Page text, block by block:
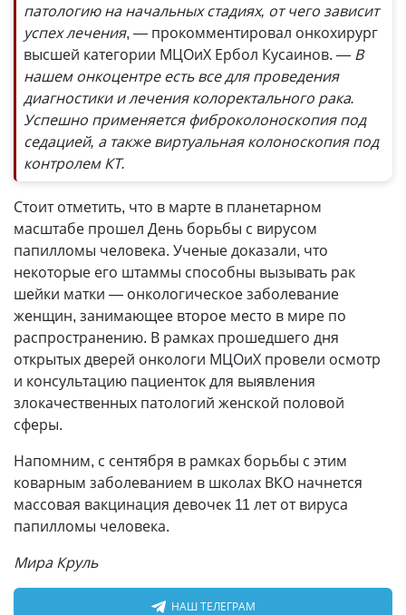
патологию на начальных стадиях, от чего зависит
успех лечения, — прокомментировал онкохирург
высшей категории МЦОиХ Ербол Кусаинов. — В
нашем онкоцентре есть все для проведения
диагностики и лечения колоректального рака.
Успешно применяется фиброколоноскопия под
седацией, а также виртуальная колоноскопия под
контролем КТ.
Стоит отметить, что в марте в планетарном
масштабе прошел День борьбы с вирусом
папилломы человека. Ученые доказали, что
некоторые его штаммы способны вызывать рак
шейки матки — онкологическое заболевание
женщин, занимающее второе место в мире по
распространению. В рамках прошедшего дня
открытых дверей онкологи МЦОиХ провели осмотр
и консультацию пациенток для выявления
злокачественных патологий женской половой
сферы.
Напомним, с сентября в рамках борьбы с этим
коварным заболеванием в школах ВКО начнется
массовая вакцинация девочек 11 лет от вируса
папилломы человека.
Мира Круль
НАШ ТЕЛЕГРАМ